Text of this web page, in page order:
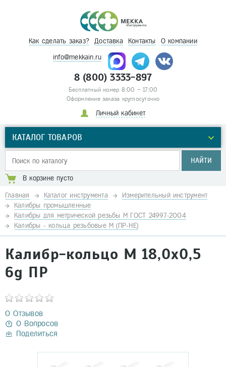
Как сделать заказ? Доставка Контакты О компании
info@mekkain.ru
8 (800) 3333-897
Бесплатный номер 8:00 – 17:00
Оформление заказа круглосуточно
Личный кабинет
КАТАЛОГ ТОВАРОВ
НАЙТИ
В корзине пусто
Главная Каталог инструмента
Измерительный инструмент
Калибры промышленные
Калибры для метрической резьбы М ГОСТ 24997-2004
Калибры - кольца резьбовые М (ПР-НЕ)
Калибр-кольцо М 18,0х0,5
6g ПР
0 Отзывов
0 Вопросов
Поделиться